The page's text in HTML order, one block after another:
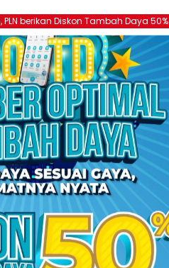
PLN berikan Diskon Tambah Daya 50%